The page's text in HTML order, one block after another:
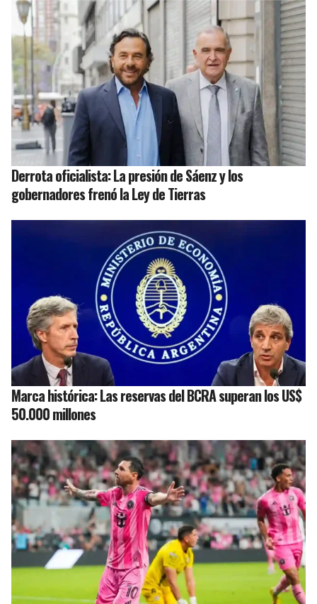
Derrota oficialista: La presión de Sáenz y los
gobernadores frenó la Ley de Tierras
Marca histórica: Las reservas del BCRA superan los US$
50.000 millones